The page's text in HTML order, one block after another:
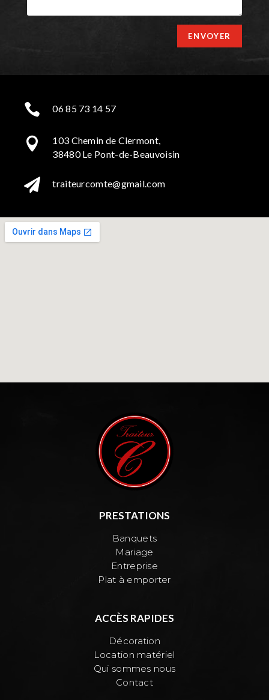
ENVOYER
 06 85 73 14 57

103 Chemin de Clermont,
38480 Le Pont-de-Beauvoisin
 traiteurcomte@gmail.com
PRESTATIONS
Banquets
Mariage
Entreprise
Plat à emporter
ACCÈS RAPIDES
Décoration
Location matériel
Qui sommes nous
Contact